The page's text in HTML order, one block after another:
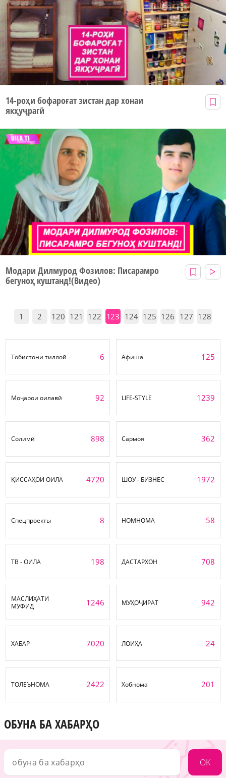
14-роҳи бофароғат зистан дар хонаи
якҳуҷрагӣ
Модари Дилмурод Фозилов: Писарамро
бегуноҳ куштанд!(Видео)
1 2 120 121 122 123 124 125 126 127 128
Тобистони тиллоӣ 6 Афиша 125
Моҷарои оилавӣ 92 LIFE-STYLE 1239
Солимӣ 898 Сармоя 362
ҚИССАҲОИ ОИЛА 4720 ШОУ - БИЗНЕС 1972
Спецпроекты 8 НОМНОМА 58
ТВ - ОИЛА 198 ДАСТАРХОН 708
МАСЛИҲАТИ
МУФИД
1246 МУҲОҶИРАТ 942
ХАБАР 7020 ЛОИҲА 24
ТОЛЕЪНОМА 2422 Хобнома 201
ОБУНА БА ХАБАРҲО
OK